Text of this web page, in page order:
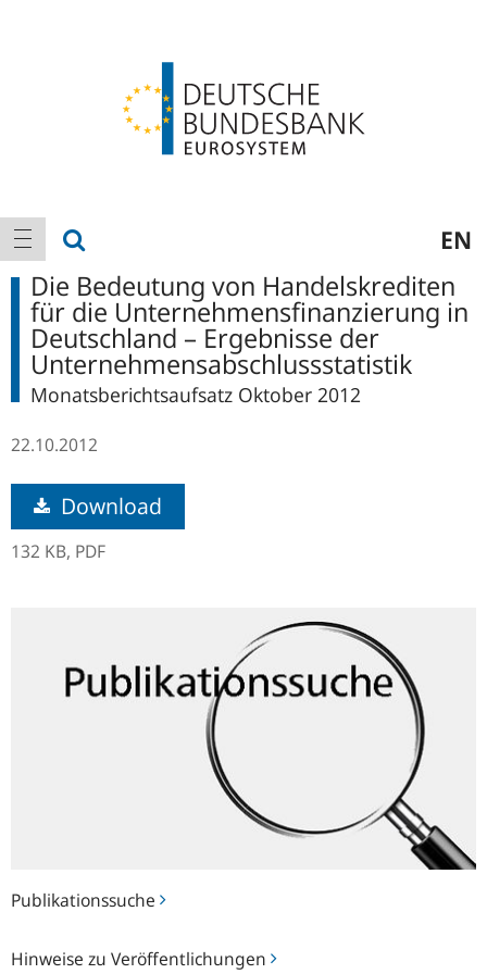
Hauptnavigation
Navigation anzeigen EN
Publikationssuche
Hinweise zu Veröffentlichungen
zu
Die Bedeutung von Handelskrediten
für die Unternehmensfinanzierung in
Deutschland – Ergebnisse der
Unternehmensabschlussstatistik
Monatsberichtsaufsatz Oktober 2012
22.10.2012
Download
132 KB, PDF